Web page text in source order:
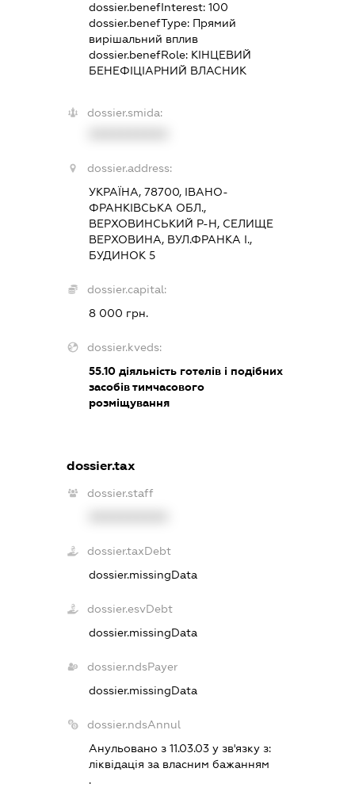
dossier.benefInterest:100
dossier.benefType: Прямий
вирішальний вплив
dossier.benefRole: КІНЦЕВИЙ
БЕНЕФІЦІАРНИЙ ВЛАСНИК
dossier.smida:
dossier.address:
УКРАЇНА, 78700, ІВАНО-
ФРАНКІВСЬКА ОБЛ.,
ВЕРХОВИНСЬКИЙ Р-Н, СЕЛИЩЕ
ВЕРХОВИНА, ВУЛ.ФРАНКА І.,
БУДИНОК 5
dossier.capital:
8 000 грн.
dossier.kveds:
55.10 діяльність готелів і подібних
засобів тимчасового
розміщування
dossier.tax
dossier.staff
dossier.taxDebt
dossier.missingData
dossier.esvDebt
dossier.missingData
dossier.ndsPayer
dossier.missingData
dossier.ndsAnnul
Анульовано з 11.03.03 у зв'язку з:
лiквiдацiя за власним бажанням
.